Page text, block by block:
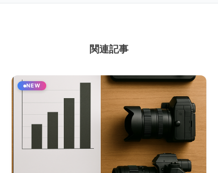
関連記事
NEW